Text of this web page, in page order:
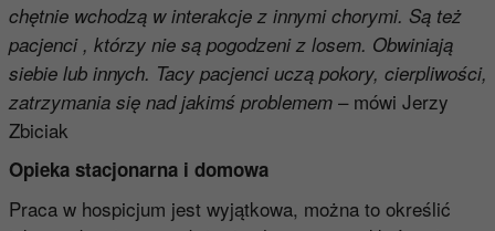
chętnie wchodzą w interakcje z innymi chorymi. Są też
pacjenci , którzy nie są pogodzeni z losem. Obwiniają
siebie lub innych. Tacy pacjenci uczą pokory, cierpliwości,
zatrzymania się nad jakimś problemem– mówi Jerzy
Zbiciak
Opieka stacjonarna i domowa
Praca w hospicjum jest wyjątkowa, można to określić